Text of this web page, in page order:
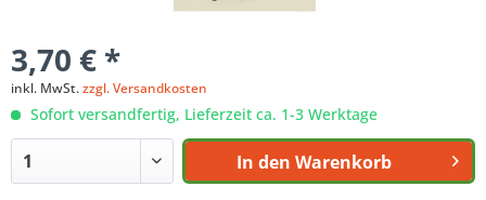
3,70 € *
inkl. MwSt.zzgl. Versandkosten
Sofort versandfertig, Lieferzeit ca. 1-3 Werktage
In den Warenkorb